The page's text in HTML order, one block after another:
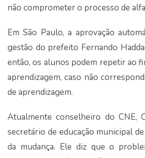
não comprometer o processo de
Em São Paulo, a aprovação
gestão do prefeito Fernando
então, os alunos podem repetir ao
aprendizagem, caso não
de aprendizagem.
Atualmente conselheiro do CNE,
secretário de educação municipal
da mudança. Ele diz que o